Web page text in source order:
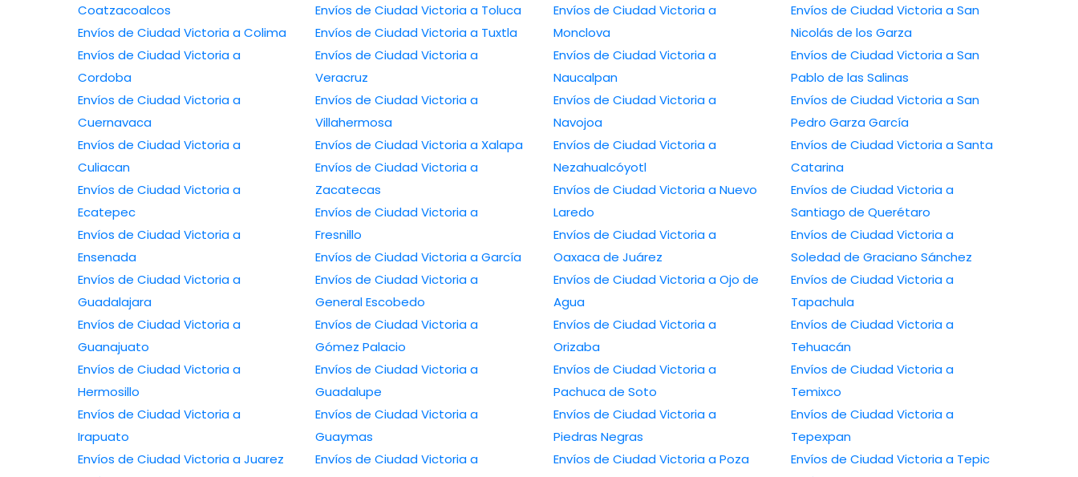
Coatzacoalcos
Envíos de Ciudad Victoria a Colima
Envíos de Ciudad Victoria a
Cordoba
Envíos de Ciudad Victoria a
Cuernavaca
Envíos de Ciudad Victoria a
Culiacan
Envíos de Ciudad Victoria a
Ecatepec
Envíos de Ciudad Victoria a
Ensenada
Envíos de Ciudad Victoria a
Guadalajara
Envíos de Ciudad Victoria a
Guanajuato
Envíos de Ciudad Victoria a
Hermosillo
Envíos de Ciudad Victoria a
Irapuato
Envíos de Ciudad Victoria a Juarez
Envíos de Ciudad Victoria a Toluca
Envíos de Ciudad Victoria a Tuxtla
Envíos de Ciudad Victoria a
Veracruz
Envíos de Ciudad Victoria a
Villahermosa
Envíos de Ciudad Victoria a Xalapa
Envíos de Ciudad Victoria a
Zacatecas
Envíos de Ciudad Victoria a
Fresnillo
Envíos de Ciudad Victoria a García
Envíos de Ciudad Victoria a
General Escobedo
Envíos de Ciudad Victoria a
Gómez Palacio
Envíos de Ciudad Victoria a
Guadalupe
Envíos de Ciudad Victoria a
Guaymas
Envíos de Ciudad Victoria a
Envíos de Ciudad Victoria a
Monclova
Envíos de Ciudad Victoria a
Naucalpan
Envíos de Ciudad Victoria a
Navojoa
Envíos de Ciudad Victoria a
Nezahualcóyotl
Envíos de Ciudad Victoria a Nuevo
Laredo
Envíos de Ciudad Victoria a
Oaxaca de Juárez
Envíos de Ciudad Victoria a Ojo de
Agua
Envíos de Ciudad Victoria a
Orizaba
Envíos de Ciudad Victoria a
Pachuca de Soto
Envíos de Ciudad Victoria a
Piedras Negras
Envíos de Ciudad Victoria a Poza
Envíos de Ciudad Victoria a San
Nicolás de los Garza
Envíos de Ciudad Victoria a San
Pablo de las Salinas
Envíos de Ciudad Victoria a San
Pedro Garza García
Envíos de Ciudad Victoria a Santa
Catarina
Envíos de Ciudad Victoria a
Santiago de Querétaro
Envíos de Ciudad Victoria a
Soledad de Graciano Sánchez
Envíos de Ciudad Victoria a
Tapachula
Envíos de Ciudad Victoria a
Tehuacán
Envíos de Ciudad Victoria a
Temixco
Envíos de Ciudad Victoria a
Tepexpan
Envíos de Ciudad Victoria a Tepic